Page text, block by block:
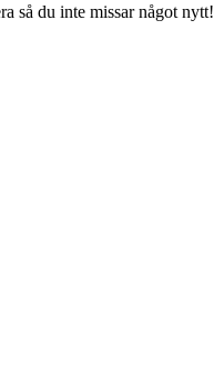
så du inte missar något nytt!